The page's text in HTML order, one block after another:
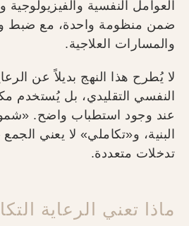
العوامل النفسية والفيزيولوجية
ضمن منظومة واحدة، مع ضبط
والمسارات العلاجية.
لا يُطرح هذا النهج بديلاً عن
النفسي التقليدي، بل يُستخدم
عند وجود استطباب واضح.
البنية، و«تكاملي» لا يعني
تدخلات متعددة.
ماذا تعني الرعاية